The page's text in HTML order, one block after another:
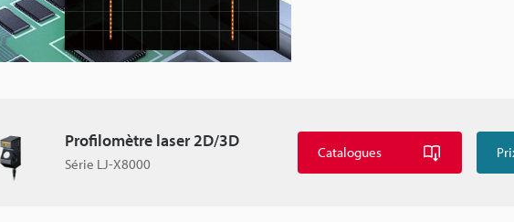
Profilomètre laser 2D/3D
Série LJ-X8000
Catalogues